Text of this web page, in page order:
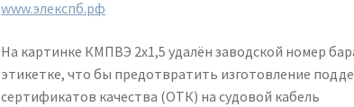
www.элекспб.рф
На картинке КМПВЭ 2х1,5 удалён заводской номер
этикетке, что бы предотвратить изготовление
сертификатов качества (ОТК) на судовой кабель